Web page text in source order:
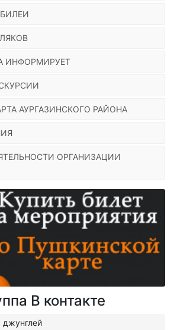
ИНФОРМИРУЕТ
АУРГАЗИНСКОГО РАЙОНА
ОРГАНИЗАЦИИ
В контакте
джунглей